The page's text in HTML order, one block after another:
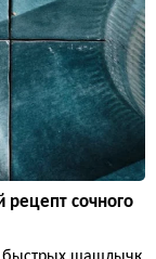
рецепт сочного